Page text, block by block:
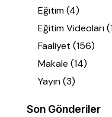
Eğitim(4)
Eğitim Videoları
Faaliyet (156)
Makale (14)
Yayın(3)
Son Gönderiler